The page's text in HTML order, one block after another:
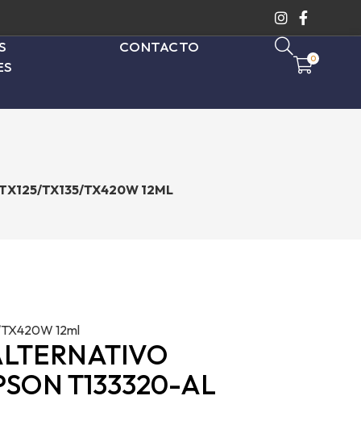
CONTACTO
0
TX135/TX420W 12ML
12ml
T133320-AL